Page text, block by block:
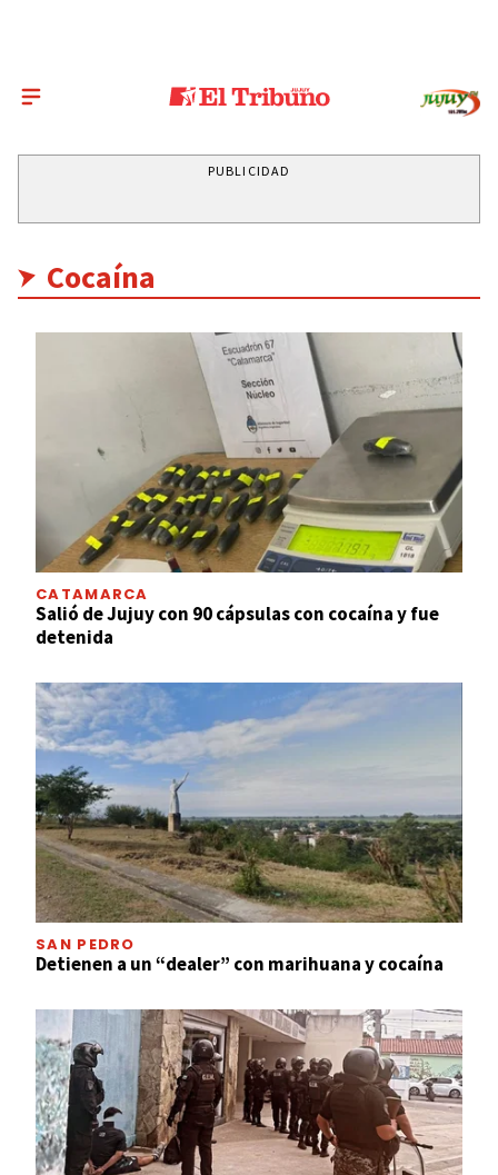
PUBLICIDAD
Cocaína
CATAMARCA
Salió de Jujuy con 90 cápsulas con cocaína y fue
detenida
SAN PEDRO
Detienen a un “dealer” con marihuana y cocaína